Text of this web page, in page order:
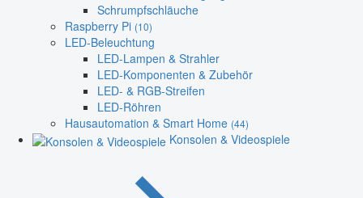
Schrumpfschläuche
Raspberry Pi (10)
LED-Beleuchtung
LED-Lampen & Strahler
LED-Komponenten & Zubehör
LED- & RGB-Streifen
LED-Röhren
Hausautomation & Smart Home (44)
Konsolen & Videospiele